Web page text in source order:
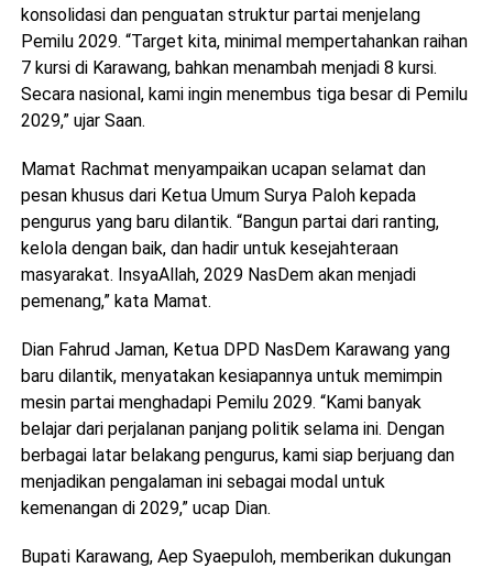
konsolidasi dan penguatan struktur partai menjelang
Pemilu 2029. “Target kita, minimal mempertahankan raihan
7 kursi di Karawang, bahkan menambah menjadi 8 kursi.
Secara nasional, kami ingin menembus tiga besar di Pemilu
2029,” ujar Saan.
Mamat Rachmat menyampaikan ucapan selamat dan
pesan khusus dari Ketua Umum Surya Paloh kepada
pengurus yang baru dilantik. “Bangun partai dari ranting,
kelola dengan baik, dan hadir untuk kesejahteraan
masyarakat. InsyaAllah, 2029 NasDem akan menjadi
pemenang,” kata Mamat.
Dian Fahrud Jaman, Ketua DPD NasDem Karawang yang
baru dilantik, menyatakan kesiapannya untuk memimpin
mesin partai menghadapi Pemilu 2029. “Kami banyak
belajar dari perjalanan panjang politik selama ini. Dengan
berbagai latar belakang pengurus, kami siap berjuang dan
menjadikan pengalaman ini sebagai modal untuk
kemenangan di 2029,” ucap Dian.
Bupati Karawang, Aep Syaepuloh, memberikan dukungan